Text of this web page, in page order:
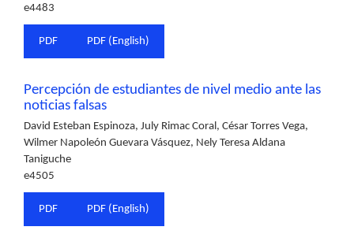
e4483
PDF PDF (English)
Percepción de estudiantes de nivel medio ante las
noticias falsas
David Esteban Espinoza, July Rimac Coral, César Torres Vega,
Wilmer Napoleón Guevara Vásquez, Nely Teresa Aldana
Taniguche
e4505
PDF PDF (English)